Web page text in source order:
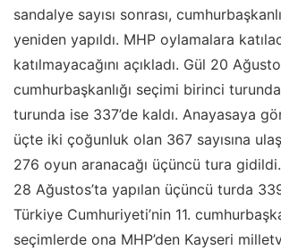
sandalye sayısı sonrası,
yeniden yapıldı. MHP oylamalara
katılmayacağını açıkladı. Gül 20
cumhurbaşkanlığı seçimi birinci
turunda ise 337’de kaldı. Anayasaya
üçte iki çoğunluk olan 367 sayısına
276 oyun aranacağı üçüncü tura
28 Ağustos’ta yapılan üçüncü turda
Türkiye Cumhuriyeti’nin 11.
seçimlerde ona MHP’den Kayseri